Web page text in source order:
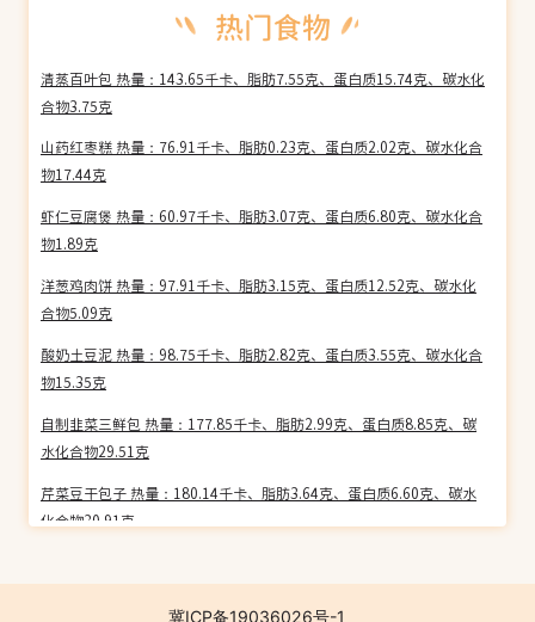
清蒸百叶包 热量：143.65千卡、脂肪7.55克、蛋白质15.74克、碳水化
合物3.75克
山药红枣糕 热量：76.91千卡、脂肪0.23克、蛋白质2.02克、碳水化合
物17.44克
虾仁豆腐煲 热量：60.97千卡、脂肪3.07克、蛋白质6.80克、碳水化合
物1.89克
洋葱鸡肉饼 热量：97.91千卡、脂肪3.15克、蛋白质12.52克、碳水化
合物5.09克
酸奶土豆泥 热量：98.75千卡、脂肪2.82克、蛋白质3.55克、碳水化合
物15.35克
自制韭菜三鲜包 热量：177.85千卡、脂肪2.99克、蛋白质8.85克、碳
水化合物29.51克
芹菜豆干包子 热量：180.14千卡、脂肪3.64克、蛋白质6.60克、碳水
化合物30.91克
物26.41克
冀ICP备19036026号-1